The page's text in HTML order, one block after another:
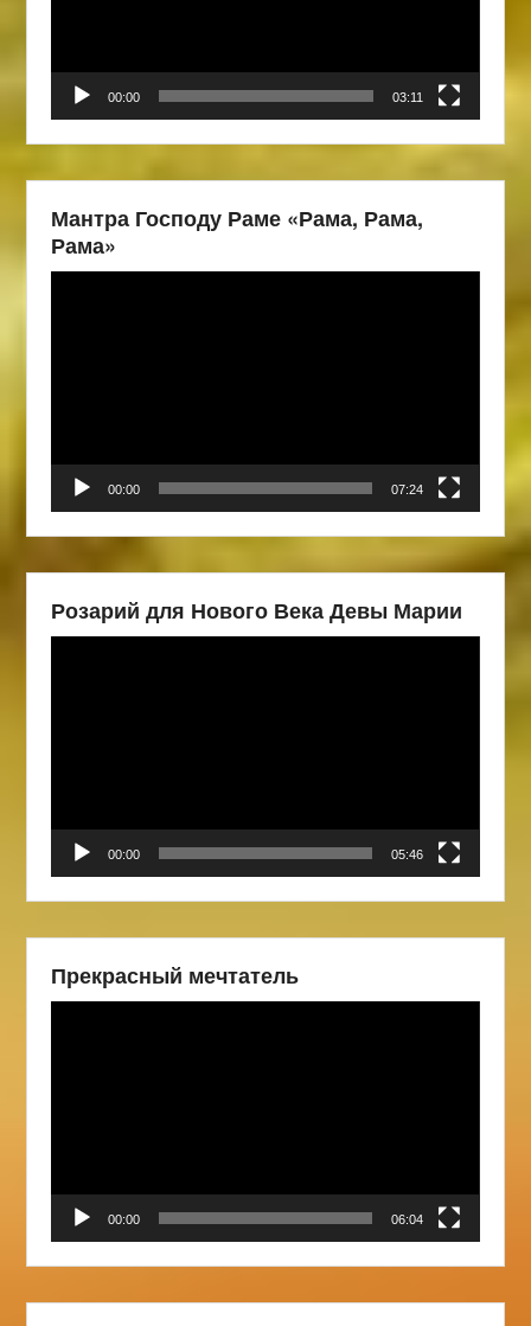
00:00 03:11
Мантра Господу Раме «Рама, Рама,
Рама»
00:00 07:24
Розарий для Нового Века Девы Марии
00:00 05:46
Прекрасный мечтатель
00:00 06:04